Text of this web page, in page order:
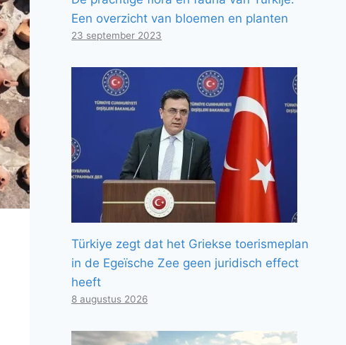
Een overzicht van bloemen en planten
23 september 2023
Türkiye zegt dat het Griekse toerismeplan
in de Egeïsche Zee geen juridisch effect
heeft
8 augustus 2026